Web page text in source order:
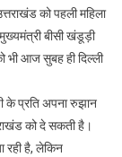
को पहली महिला
बीसी खंडूड़ी
आज सुबह ही दिल्ली
के प्रति अपना रुझान
को दे सकती है।
रही है, लेकिन